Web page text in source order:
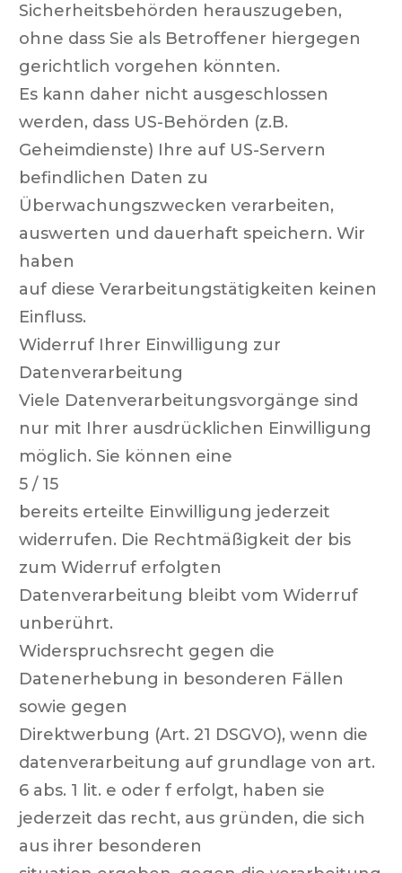
Sicherheitsbehörden herauszugeben,
ohne dass Sie als Betroffener hiergegen
gerichtlich vorgehen könnten.
Es kann daher nicht ausgeschlossen
werden, dass US-Behörden (z.B.
Geheimdienste) Ihre auf US-Servern
befindlichen Daten zu
Überwachungszwecken verarbeiten,
auswerten und dauerhaft speichern. Wir
haben
auf diese Verarbeitungstätigkeiten keinen
Einfluss.
Widerruf Ihrer Einwilligung zur
Datenverarbeitung
Viele Datenverarbeitungsvorgänge sind
nur mit Ihrer ausdrücklichen Einwilligung
möglich. Sie können eine
5 / 15
bereits erteilte Einwilligung jederzeit
widerrufen. Die Rechtmäßigkeit der bis
zum Widerruf erfolgten
Datenverarbeitung bleibt vom Widerruf
unberührt.
Widerspruchsrecht gegen die
Datenerhebung in besonderen Fällen
sowie gegen
Direktwerbung (Art. 21 DSGVO), wenn die
datenverarbeitung auf grundlage von art.
6 abs. 1 lit. e oder f erfolgt, haben sie
jederzeit das recht, aus gründen, die sich
aus ihrer besonderen